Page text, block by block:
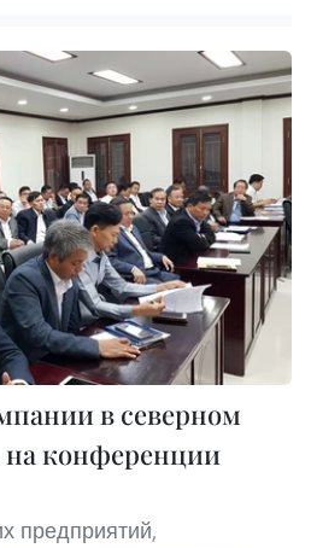
в северном
на конференции
предприятий,